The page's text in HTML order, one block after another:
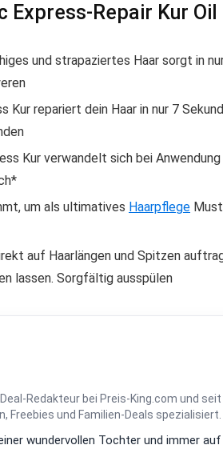
Express-Repair Kur
und strapaziertes Haar sorgt in
Kur repariert dein Haar in nur 7
Kur verwandelt sich bei
um als ultimatives Haarpflege
auf Haarlängen und Spitzen
lassen. Sorgfältig ausspülen
Redakteur bei Preis-King.com und
Freebies und Familien-Deals spezialisiert.
wundervollen Tochter und immer